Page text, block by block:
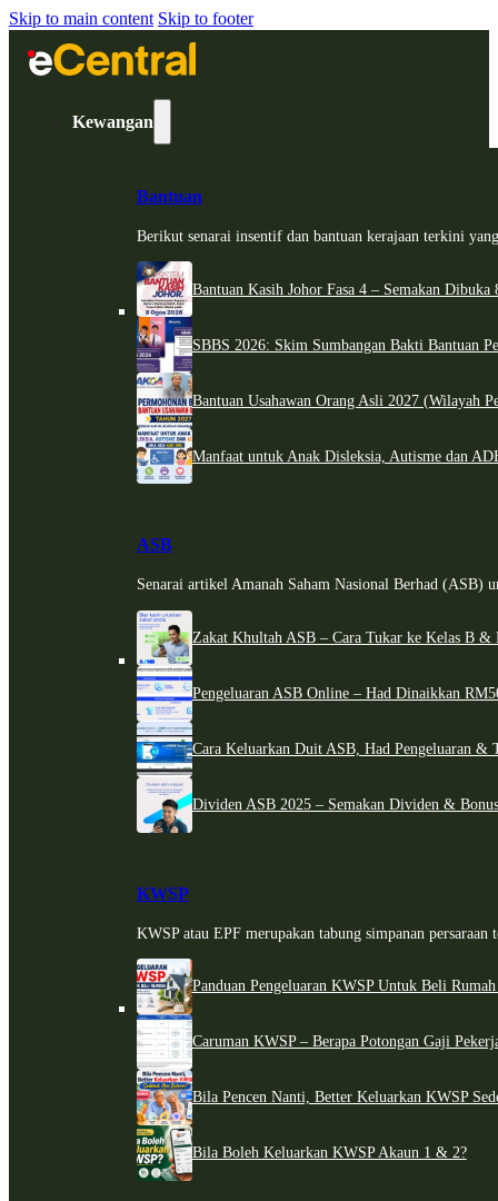
Skip to main content Skip to footer
Kewangan
Bantuan
Berikut senarai insentif dan bantuan kerajaan terkini
Bantuan Kasih Johor Fasa 4 – Semakan
SBBS 2026: Skim Sumbangan Bakti Bantuan
Bantuan Usahawan Orang Asli 2027 (Wilayah
Manfaat untuk Anak Disleksia, Autisme dan
ASB
Senarai artikel Amanah Saham Nasional Berhad (ASB)
Zakat Khultah ASB – Cara Tukar ke Kelas B &
Pengeluaran ASB Online – Had Dinaikkan
Cara Keluarkan Duit ASB, Had Pengeluaran &
Dividen ASB 2025 – Semakan Dividen &
KWSP
KWSP atau EPF merupakan tabung simpanan persaraan
Panduan Pengeluaran KWSP Untuk Beli
Caruman KWSP – Berapa Potongan Gaji
Bila Pencen Nanti, Better Keluarkan KWSP
Bila Boleh Keluarkan KWSP Akaun 1 & 2?